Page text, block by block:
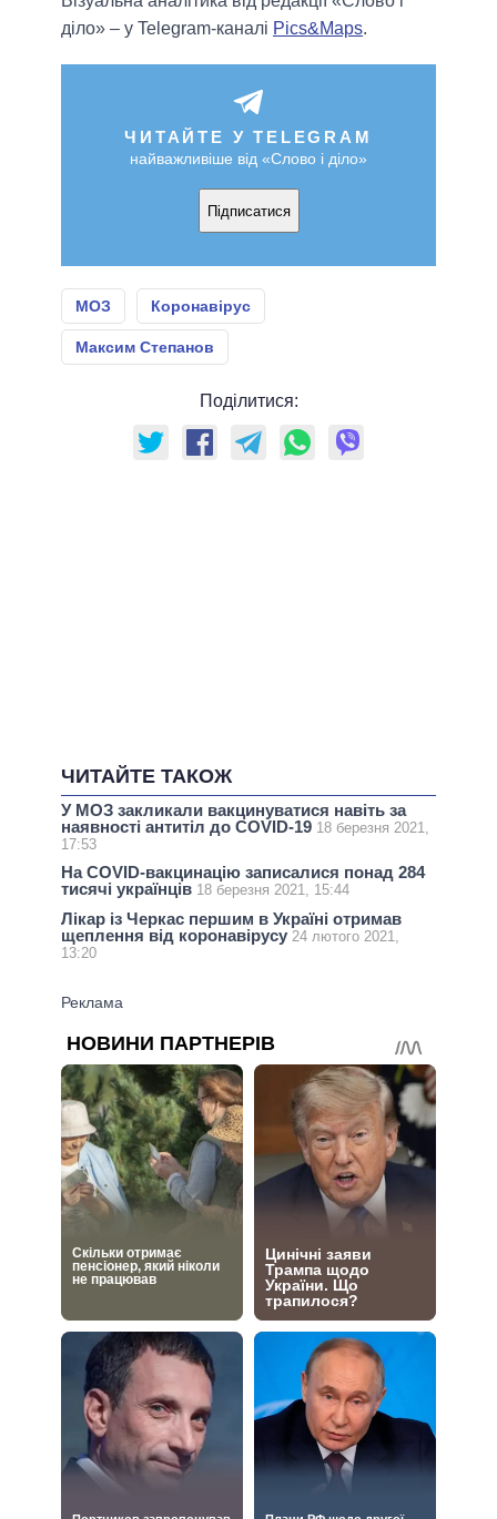
діло» – у Telegram-каналі Pics&Maps.
ЧИТАЙТЕ У TELEGRAM
найважливіше від «Слово і діло»
Підписатися
МОЗ Коронавірус
Максим Степанов
Поділитися:
ЧИТАЙТЕ ТАКОЖ
У МОЗ закликали вакцинуватися навіть за
наявності антитіл до COVID-19 18 березня 2021,
17:53
На СOVID-вакцинацію записалися понад 284
тисячі українців 18 березня 2021, 15:44
Лікар із Черкас першим в Україні отримав
щеплення від коронавірусу 24 лютого 2021,
13:20